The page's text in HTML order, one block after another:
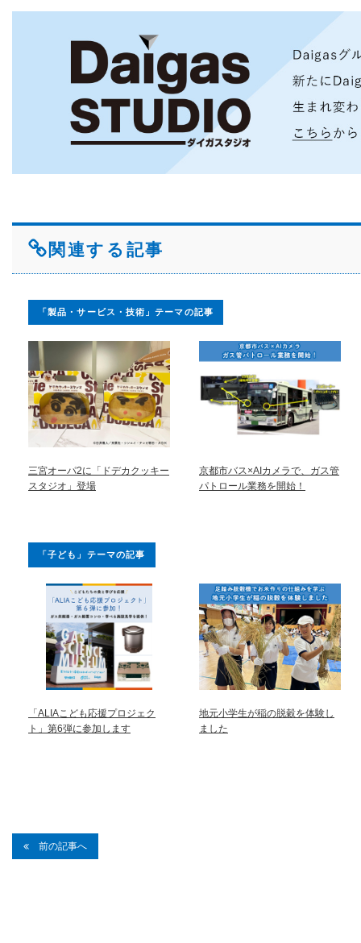
関連する記事
「製品・サービス・技術」テーマの記事
三宮オーパ2に「ドデカクッキー
スタジオ」登場
京都市バス×AIカメラで、ガス管
パトロール業務を開始！
「子ども」テーマの記事
「ALIAこども応援プロジェク
ト」第6弾に参加します
地元小学生が稲の脱穀を体験し
ました
前の記事へ